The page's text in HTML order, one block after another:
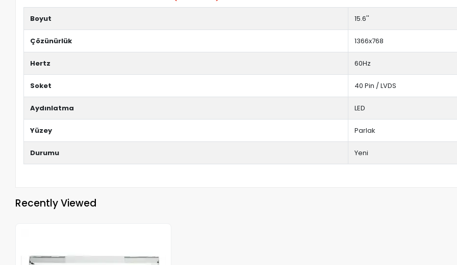
Boyut 15.6''
Çözünürlük 1366x768
Hertz 60Hz
Soket 40 Pin / LVDS
Aydınlatma LED
Yüzey Parlak
Durumu Yeni
Recently Viewed